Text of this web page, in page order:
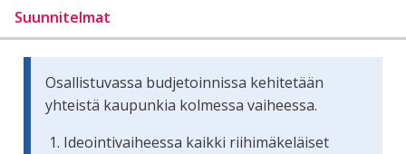
Suunnitelmat
Osallistuvassa budjetoinnissa kehitetään
yhteistä kaupunkia kolmessa vaiheessa.
Ideointivaiheessa kaikki riihimäkeläiset